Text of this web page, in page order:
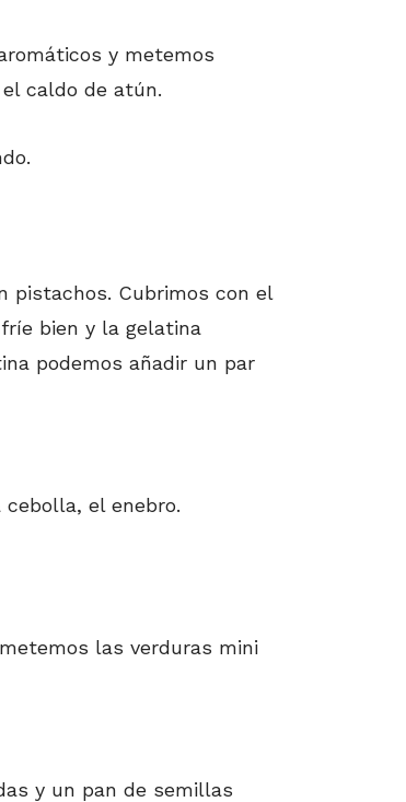
y metemos
caldo de atún.
pistachos. Cubrimos con el
bien y la gelatina
podemos añadir un par
el enebro.
las verduras mini
y un pan de semillas